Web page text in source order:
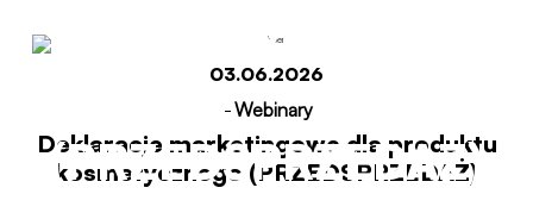
kosmetycznego
(PRZEDSPRZEDAŻ)
03.06.2026
-Webinary
Deklaracje marketingowe dla produktu
kosmetycznego (PRZEDSPRZEDAŻ)